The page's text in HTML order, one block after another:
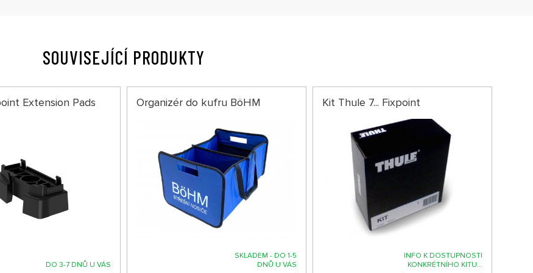
SOUVISEJÍCÍ PRODUKTY
Extension Pads
DO 3-7 DNŮ U VÁS
Organizér do kufru BöHM
SKLADEM - DO 1-5
DNŮ U VÁS
Kit Thule 7... Fixpoint
INFO K DOSTUPNOSTI
KONKRÉTNÍHO KITU...